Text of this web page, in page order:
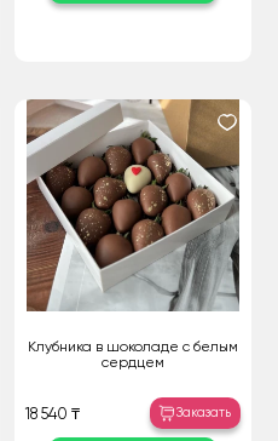
Клубника в шоколаде с белым
сердцем
18 540 ₸ Заказать